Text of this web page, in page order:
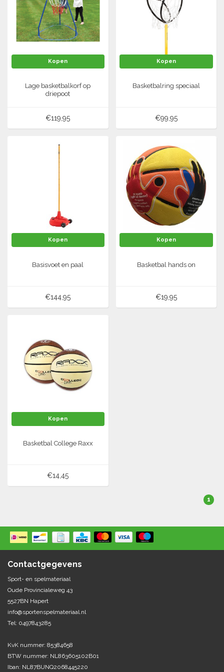
Tennis-Squash
Vechtsport
Voetbal
Verzorging
Voetballen
Volleybal
Zwemsport
Kopen
Lage basketbalkorf op
driepoot
€119,95
Kopen
Basketbalring speciaal
€99,95
Kopen
Basisvoet en paal
€144,95
Kopen
Basketbal hands on
€19,95
Kopen
Basketbal College Raxx
€14,45
1
Contactgegevens
Sport- en spelmateriaal
Oude Provincialeweg 43
5527BN Hapert
info@sportenspelmateriaal.nl
Tel: 0497843285
KvK nummer: 85384658
BTW nummer: NL863605102B01
Iban: NL87BUNQ2068445220